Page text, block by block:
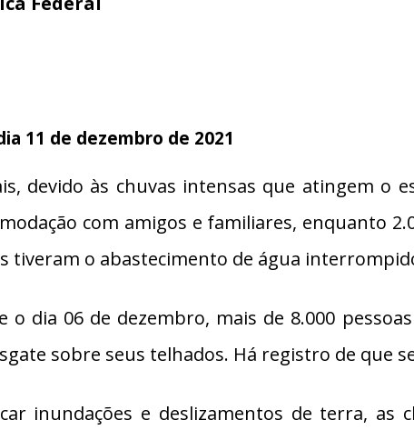
11 de dezembro de 2021
devido às chuvas intensas que atingem o
com amigos e familiares, enquanto
tiveram o abastecimento de água
o dia 06 de dezembro, mais de 8.000
sobre seus telhados. Há registro de que
inundações e deslizamentos de terra,